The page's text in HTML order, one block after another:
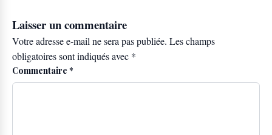
Laisser un commentaire
Votre adresse e-mail ne sera pas publiée. Les champs
obligatoires sont indiqués avec *
Commentaire *